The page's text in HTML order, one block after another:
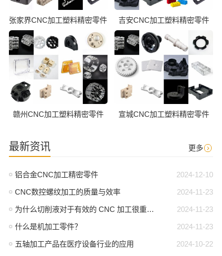
张家界CNC加工塑料精密零件 吉安CNC加工塑料精密零件
赣州CNC加工塑料精密零件 宣城CNC加工塑料精密零件
最新资讯 更多
2024-12-10
铝合金CNC加工精密零件
2024-11-23
CNC数控螺纹加工的质量与效率
2024-11-23
为什么切削液对于有效的 CNC 加工很重要？
2024-11-23
什么是机加工零件？
2024-10-22
五轴加工产品在医疗设备行业的应用